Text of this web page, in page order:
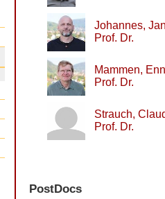
Johannes,
Prof. Dr.
Mammen,
Prof. Dr.
Strauch,
Prof. Dr.
PostDocs